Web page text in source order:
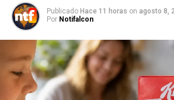
Publicado Hace 11 horas on agosto 8,
Por Notifalcon